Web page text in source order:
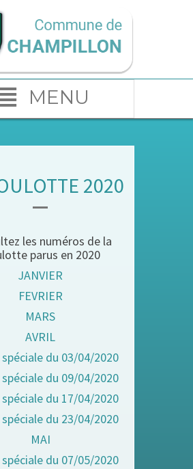
MENU
2020
les numéros de la
parus en 2020
JANVIER
FEVRIER
MARS
AVRIL
du 03/04/2020
du 09/04/2020
du 17/04/2020
du 23/04/2020
MAI
du 07/05/2020